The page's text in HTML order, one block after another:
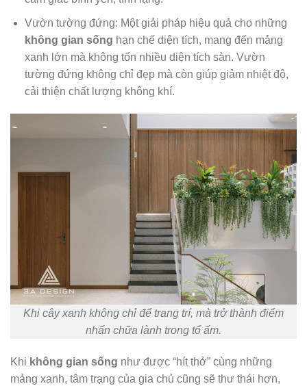
Vườn tường đứng: Một giải pháp hiệu quả cho những
không gian sống hạn chế diện tích, mang đến mảng
xanh lớn mà không tốn nhiều diện tích sàn. Vườn
tường đứng không chỉ đẹp mà còn giúp giảm nhiệt độ,
cải thiện chất lượng không khí.
Khi cây xanh không chỉ để trang trí, mà trở thành điểm
nhấn chữa lành trong tổ ấm.
Khi không gian sống như được “hít thở” cùng những
mảng xanh, tâm trạng của gia chủ cũng sẽ thư thái hơn,